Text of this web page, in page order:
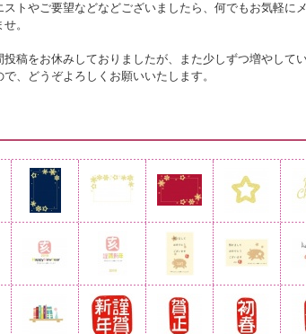
ストやご要望などなどございましたら、何でもお気軽に
。
投稿をお休みしておりましたが、また少しずつ増やして
で、どうぞよろしくお願いいたします。